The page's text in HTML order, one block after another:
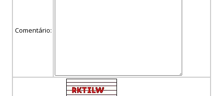
Comentário: